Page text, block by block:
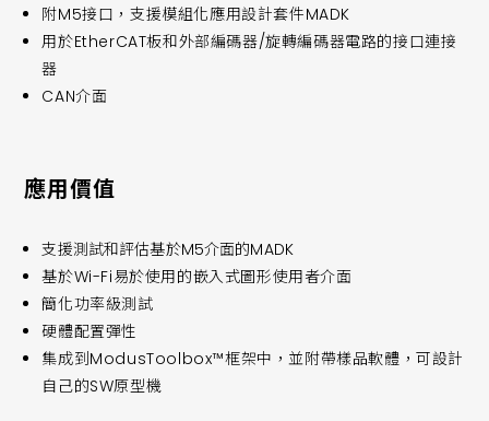
附M5接口，支援模組化應用設計套件MADK
用於EtherCAT板和外部編碼器/旋轉編碼器電路的接口連接
器
CAN介面
應用價值
支援測試和評估基於M5介面的MADK
基於Wi-Fi易於使用的嵌入式圖形使用者介面
簡化功率級測試
硬體配置彈性
集成到ModusToolbox™框架中，並附帶樣品軟體，可設計
自己的SW原型機